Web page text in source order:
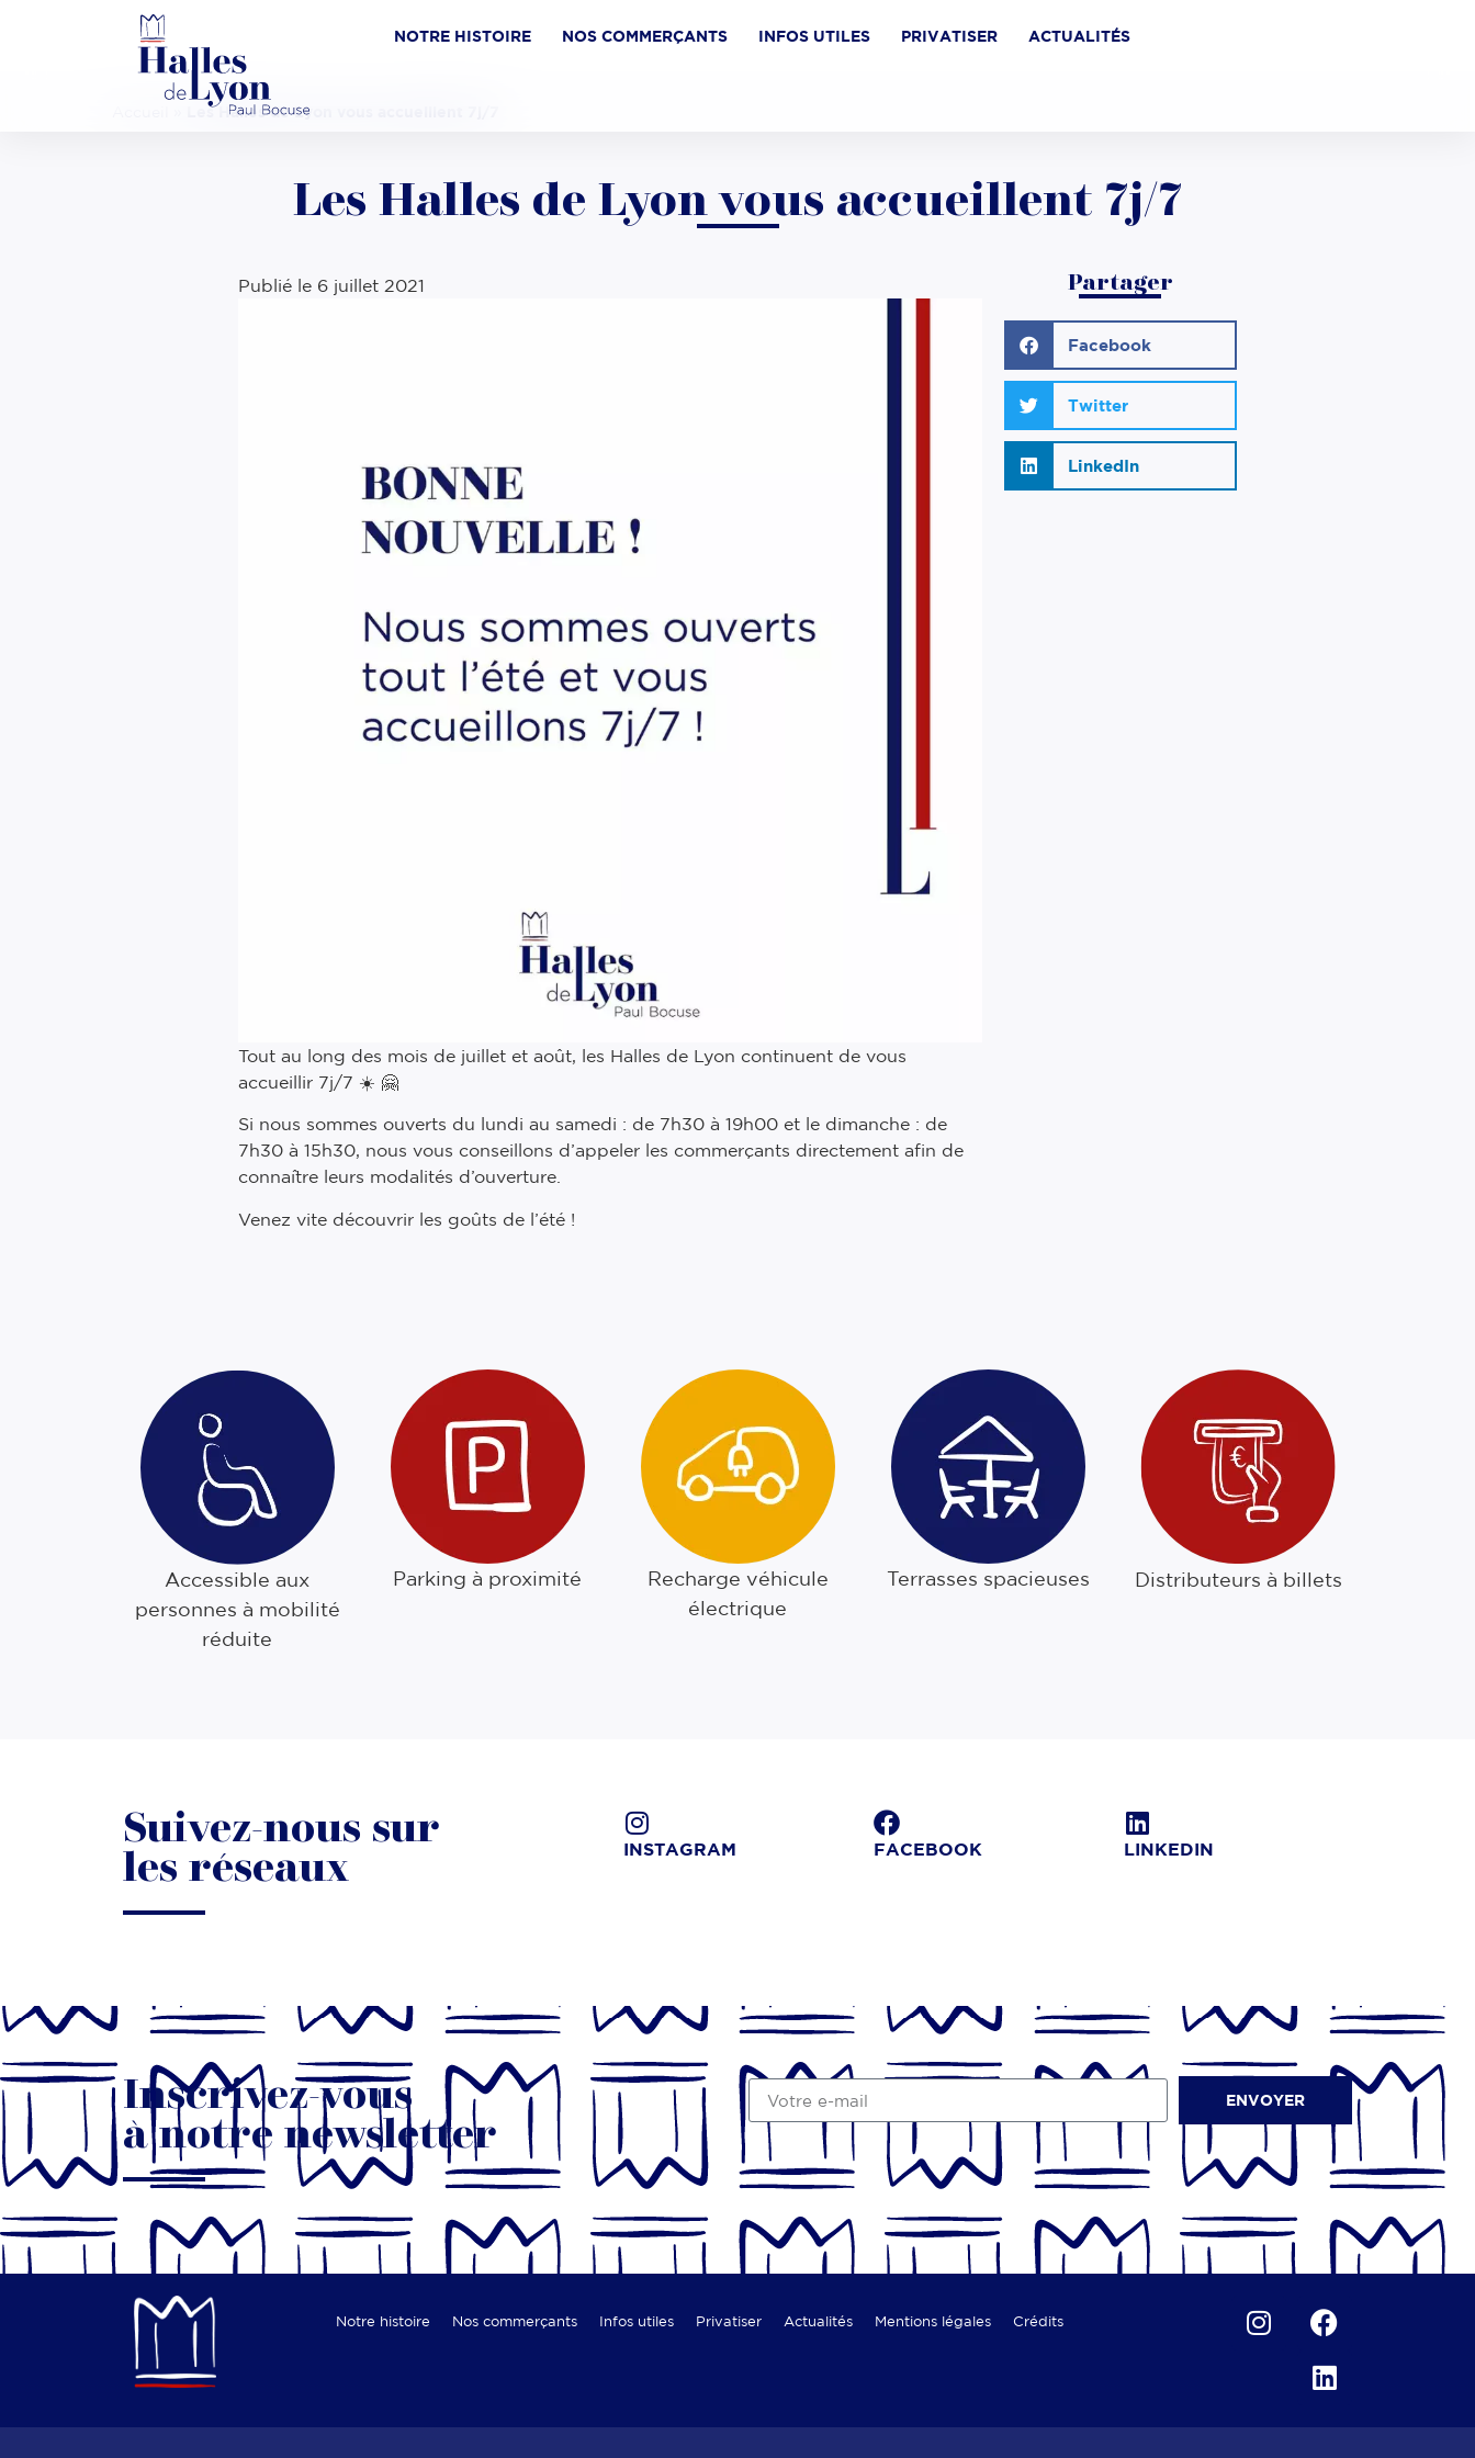
NOTRE HISTOIRE NOS COMMERÇANTS INFOS UTILES PRIVATISER ACTUALITÉS
Les Halles de Lyon vous accueillent 7j/7
Les Halles de Lyon vous accueillent 7j/7
Publié le 6 juillet 2021
Tout au long des mois de juillet et août, les Halles de Lyon continuent de vous
accueillir 7j/7 ☀️ 🤗
Si nous sommes ouverts du lundi au samedi : de 7h30 à 19h00 et le dimanche : de
7h30 à 15h30, nous vous conseillons d’appeler les commerçants directement afin de
connaître leurs modalités d’ouverture.
Venez vite découvrir les goûts de l’été !
Partager
Facebook
Twitter
LinkedIn
Accessible aux
personnes à mobilité
réduite
Parking à proximité
Recharge véhicule
électrique
Terrasses spacieuses Distributeurs à billets
Suivez-nous sur
les réseaux
INSTAGRAM FACEBOOK LINKEDIN
Inscrivez-vous
à notre newsletter
ENVOYER
Notre histoire Nos commerçants Infos utiles Privatiser Actualités Mentions légales Crédits